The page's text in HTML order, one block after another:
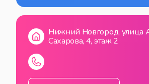
Нижний Новгород, улица
Сахарова, 4, этаж 2